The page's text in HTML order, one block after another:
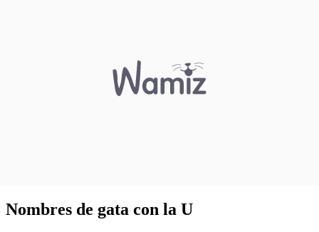
Nombres de gata con la U